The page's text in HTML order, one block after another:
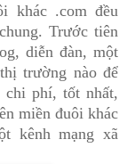
khác .com đều
Trước tiên
diễn đàn, một
trường nào để
chi phí, tốt nhất,
miền đuôi khác
kênh mạng xã